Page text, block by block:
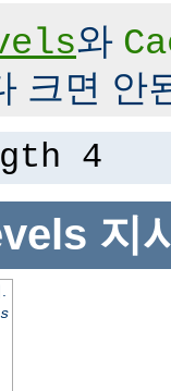
와
크면 안
4
지